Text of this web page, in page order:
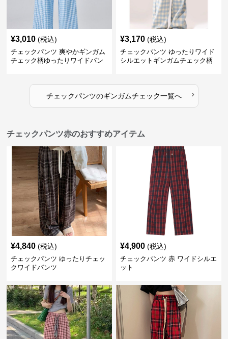
¥3,010 (税込)
チェックパンツ 爽やかギンガム
チェック柄ゆったりワイドパン
¥3,170 (税込)
チェックパンツ ゆったりワイド
シルエットギンガムチェック柄
チェックパンツのギンガムチェック一覧へ ›
チェックパンツ赤のおすすめアイテム
¥4,840 (税込)
チェックパンツ ゆったりチェッ
クワイドパンツ
¥4,900 (税込)
チェックパンツ 赤 ワイドシルエ
ット